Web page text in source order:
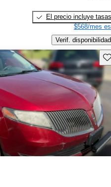
El precio incluye tasas
$568/mes
Verif. disponibilidad